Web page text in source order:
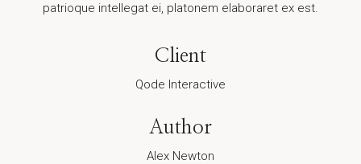
patrioque intellegat ei, platonem elaboraret ex est.
Client
Qode Interactive
Author
Alex Newton